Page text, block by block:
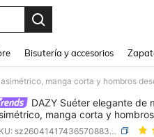
Bisutería y accesorios
manga corta y hombros
DAZY Suéter elegante de
manga corta y
SKU: sz260414174365708833670